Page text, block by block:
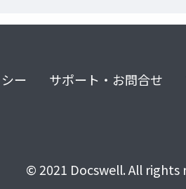
ー サポート・お問合せ
© 2021 Docswell. All rights